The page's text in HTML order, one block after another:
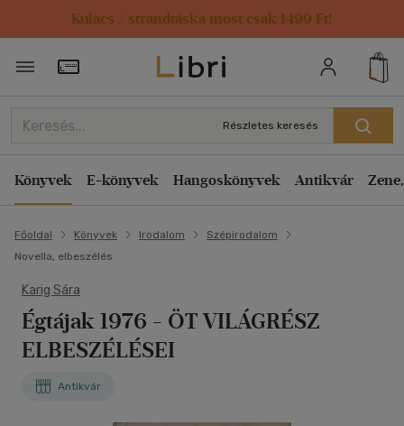
Kulacs / strandtáska most csak 1499 Ft!
Törzsvásárlói Kártya adatai
Részletes keresés
Könyvek E-könyvek Hangoskönyvek Antikvár
Főoldal Könyvek Irodalom
Szépirodalom
Novella, elbeszélés
Karig Sára
Égtájak 1976 - ÖT VILÁGRÉSZ
ELBESZÉLÉSEI
Antikvár